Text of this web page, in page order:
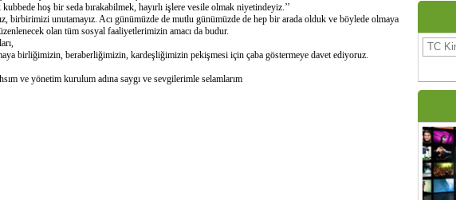
hoş bir seda bırakabilmek, hayırlı işlere vesile olmak niyetindeyiz.’’
birbirimizi unutamayız. Acı günümüzde de mutlu günümüzde de hep bir arada olduk ve böylede olmaya
olan tüm sosyal faaliyetlerimizin amacı da budur.
birliğimizin, beraberliğimizin, kardeşliğimizin pekişmesi için çaba göstermeye davet ediyoruz.
ve yönetim kurulum adına saygı ve sevgilerimle selamlarım